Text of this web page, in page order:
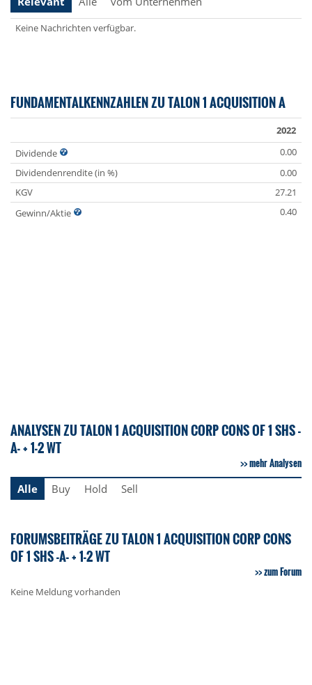
Keine Nachrichten verfügbar.
FUNDAMENTALKENNZAHLEN ZU TALON 1 ACQUISITION A
2022
Dividende
0.00
Dividendenrendite (in %)
0.00
KGV
27.21
Gewinn/Aktie
0.40
ANALYSEN ZU TALON 1 ACQUISITION CORP CONS OF 1 SHS -
A- + 1-2 WT
mehr Analysen
Alle
Buy Hold Sell
FORUMSBEITRÄGE ZU TALON 1 ACQUISITION CORP CONS
OF 1 SHS -A- + 1-2 WT
zum Forum
Keine Meldung vorhanden